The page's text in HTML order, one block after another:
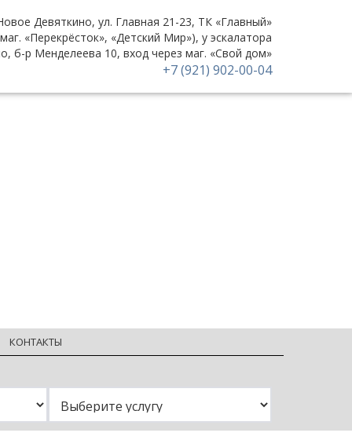
Девяткино, ул. Главная 21-23, ТК «Главный»
«Перекрёсток», «Детский Мир»), у эскалатора
б-р Менделеева 10, вход через маг. «Свой дом»
+7 (921) 902-00-04
КОНТАКТЫ